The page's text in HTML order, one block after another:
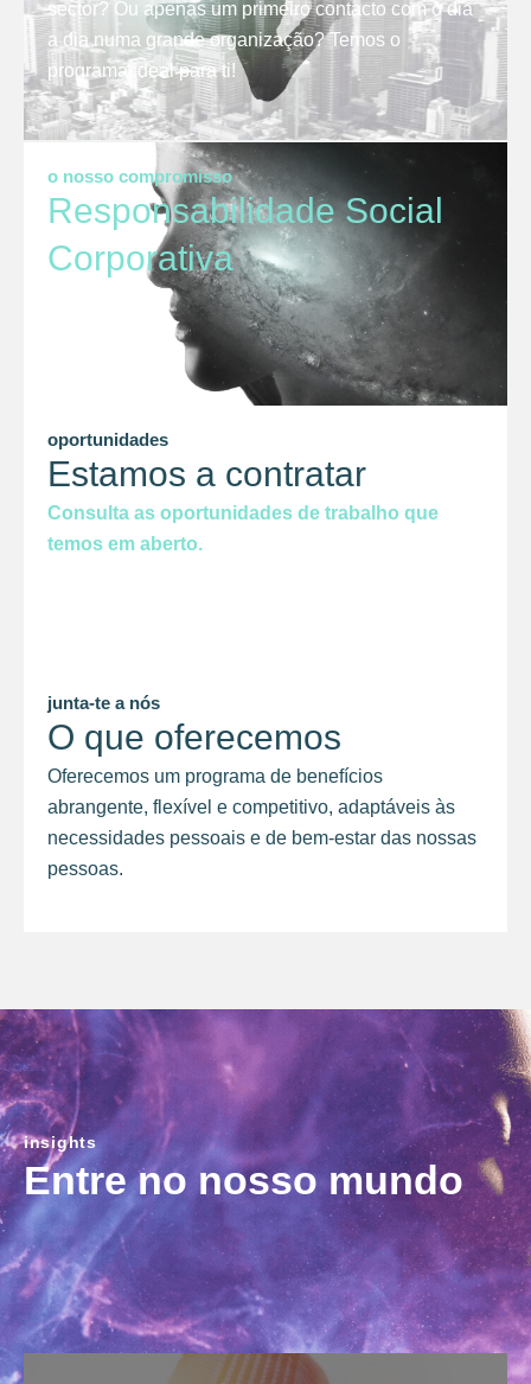
sector? Ou apenas um primeiro contacto com o dia
a dia numa grande organização? Temos o
programa ideal para ti!
o nosso compromisso
Responsabilidade Social
Corporativa
oportunidades
Estamos a contratar
Consulta as oportunidades de trabalho que
temos em aberto.
junta-te a nós
O que oferecemos
Oferecemos um programa de benefícios
abrangente, flexível e competitivo, adaptáveis às
necessidades pessoais e de bem-estar das nossas
pessoas.
insights
Entre no nosso mundo